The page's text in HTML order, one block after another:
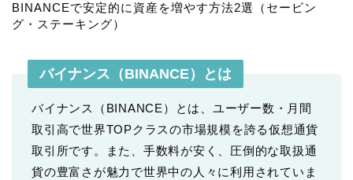
BINANCEで安定的に資産を増やす方法2選（セービン
グ・ステーキング）
バイナンス（BINANCE）とは
バイナンス（BINANCE）とは、ユーザー数・月間
取引高で世界TOPクラスの市場規模を誇る仮想通貨
取引所です。また、手数料が安く、圧倒的な取扱通
貨の豊富さが魅力で世界中の人々に利用されていま